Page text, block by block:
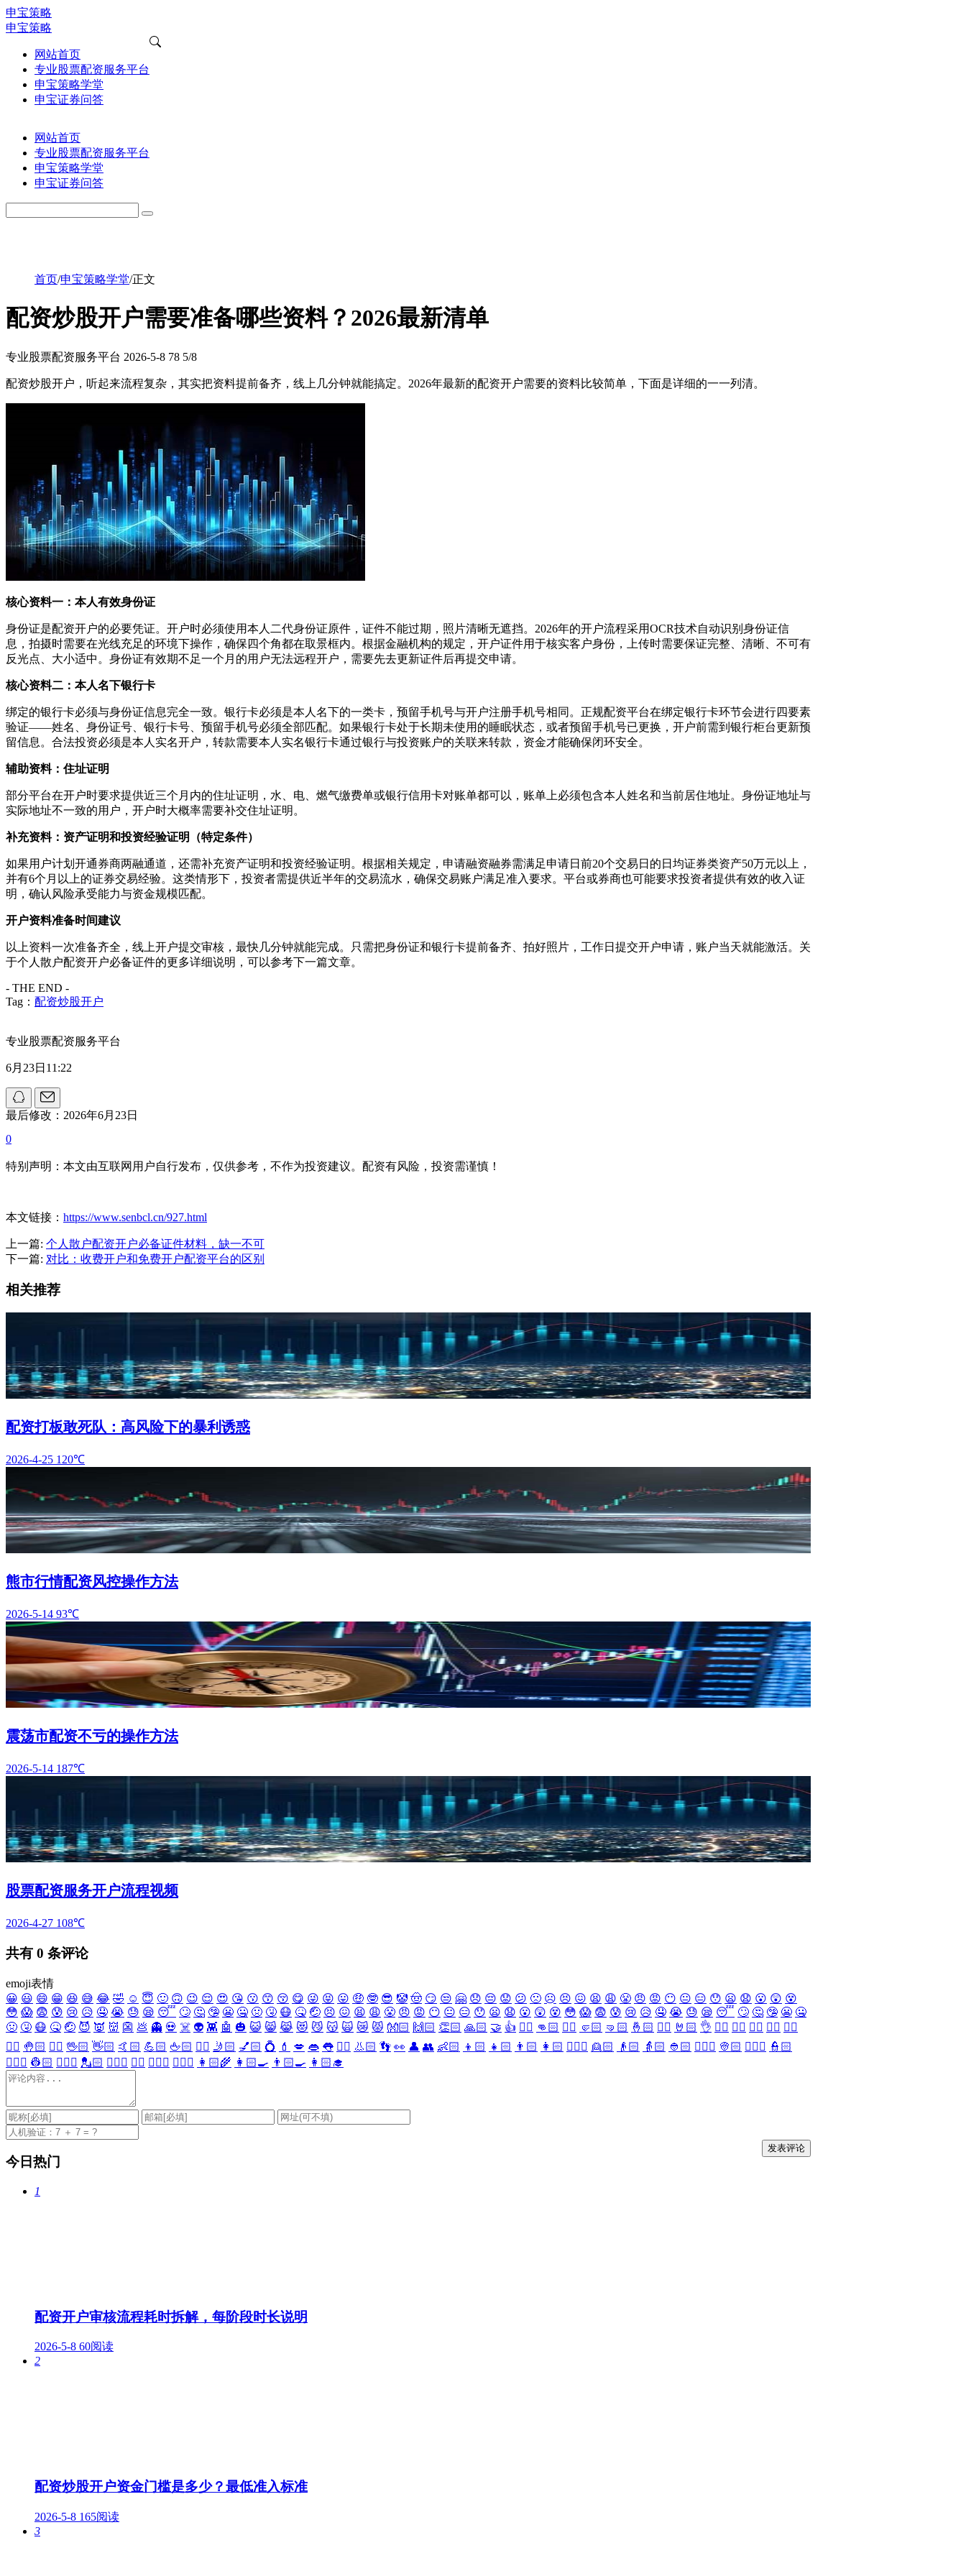
申宝策略
申宝策略
网站首页
专业股票配资服务平台
申宝策略学堂
申宝证券问答
网站首页
专业股票配资服务平台
申宝策略学堂
申宝证券问答
首页/申宝策略学堂/正文
配资炒股开户需要准备哪些资料？2026最新清单
专业股票配资服务平台 2026-5-8 78 5/8
配资炒股开户，听起来流程复杂，其实把资料提前备齐，线上几分钟就能搞定。2026年最新的配资开户需要的资料比较简单，下面是详细的一一列清。
核心资料一：本人有效身份证
身份证是配资开户的必要凭证。开户时必须使用本人二代身份证原件，证件不能过期，照片清晰无遮挡。2026年的开户流程采用OCR技术自动识别身份证信
息，拍摄时需要在光线充足的环境下操作，确保四个角都在取景框内。根据金融机构的规定，开户证件用于核实客户身份，上传时需要保证完整、清晰、不可有
反光点、大小适中。身份证有效期不足一个月的用户无法远程开户，需要先去更新证件后再提交申请。
核心资料二：本人名下银行卡
绑定的银行卡必须与身份证信息完全一致。银行卡必须是本人名下的一类卡，预留手机号与开户注册手机号相同。正规配资平台在绑定银行卡环节会进行四要素
验证——姓名、身份证号、银行卡号、预留手机号必须全部匹配。如果银行卡处于长期未使用的睡眠状态，或者预留手机号已更换，开户前需到银行柜台更新预
留信息。合法投资必须是本人实名开户，转款需要本人实名银行卡通过银行与投资账户的关联来转款，资金才能确保闭环安全。
辅助资料：住址证明
部分平台在开户时要求提供近三个月内的住址证明，水、电、燃气缴费单或银行信用卡对账单都可以，账单上必须包含本人姓名和当前居住地址。身份证地址与
实际地址不一致的用户，开户时大概率需要补交住址证明。
补充资料：资产证明和投资经验证明（特定条件）
如果用户计划开通券商两融通道，还需补充资产证明和投资经验证明。根据相关规定，申请融资融券需满足申请日前20个交易日的日均证券类资产50万元以上，
并有6个月以上的证券交易经验。这类情形下，投资者需提供近半年的交易流水，确保交易账户满足准入要求。平台或券商也可能要求投资者提供有效的收入证
明，确认风险承受能力与资金规模匹配。
开户资料准备时间建议
以上资料一次准备齐全，线上开户提交审核，最快几分钟就能完成。只需把身份证和银行卡提前备齐、拍好照片，工作日提交开户申请，账户当天就能激活。关
于个人散户配资开户必备证件的更多详细说明，可以参考下一篇文章。
- THE END -
Tag： 配资炒股开户
专业股票配资服务平台
6月23日11:22
最后修改：2026年6月23日
0
特别声明：本文由互联网用户自行发布，仅供参考，不作为投资建议。配资有风险，投资需谨慎！
本文链接： https://www.senbcl.cn/927.html
上一篇: 个人散户配资开户必备证件材料，缺一不可
下一篇: 对比：收费开户和免费开户配资平台的区别
相关推荐
配资打板敢死队：高风险下的暴利诱惑
2026-4-25 120℃
熊市行情配资风控操作方法
2026-5-14 93℃
震荡市配资不亏的操作方法
2026-5-14 187℃
股票配资服务开户流程视频
2026-4-27 108℃
共有 0 条评论
emoji表情
😀 😃 😄 😁 😆 😅 😂 🤣 ☺️ 😇 🙂 🙃 😉 😌 😍 😘 😗 😙 😚 😋 😜 😝 😛 🤑 🤓 😎 🤡 🤠 😏 😒 🤗 😞 😔 😟 😕 🙁 ☹️ 😣 😖 😫 😩 😤 😠 😡 😶 😐 😑 😯 😦 😧 😮 😲 😵
😳 😱 😨 😰 😢 😥 🤤 😭 😓 😪 😴 🙄 🤔 🤥 😬 🤐 🤢 🤧 😷 🤒 🤕 😣 😖 😫 😩 😤 😠 😡 😶 😐 😑 😯 😦 😧 😮 😲 😵 😳 😱 😨 😰 😢 😥 🤤 😭 😓 😪 😴 🙄 🤔 🤥 😬 🤐
🤢 🤧 😷 🤒 🤕 😈 👿 👹 👺 💩 👻 💀 ☠️ 👽 👾 🤖 🎃 😺 😸 😹 😻 😼 😽 🙀 😿 😾 👐🏻 🙌🏻 👏🏻 🙏🏻 🤝 👍 👎🏻 👊🏻 ✊🏻 🤛🏻 🤜🏻 🤞🏻 ✌🏻 🤘🏻 👌 👈🏻 👉🏻 👆🏻 👇🏻 ☝🏻
✋🏻 🤚🏻 🖐🏻 🖖🏻 👋🏻 🤙🏻 💪🏻 🖕🏻 ✍🏻 🤳🏻 💅🏻 💍 💄 💋 👄 👅 👂🏻 👃🏻 👣 👀 👤 👥 👶🏻 👦🏻 👧🏻 👨🏻 👩🏻 👱🏻‍♀️ 👱🏻 👴🏻 👵🏻 👲🏻 👳🏻‍♀️ 👳🏻 👮🏻‍♀️ 👮🏻
👷🏻‍♀️ 👷🏻 💂🏻‍♀️ 💂🏻 🕵🏻‍♀️ 🕵🏻 👩🏻‍⚕️ 👨🏻‍⚕️ 👩🏻‍🌾 👩🏻‍🍳 👨🏻‍🍳 👩🏻‍🎓
今日热门
1
配资开户审核流程耗时拆解，每阶段时长说明
2026-5-8 60阅读
2
配资炒股开户资金门槛是多少？最低准入标准
2026-5-8 165阅读
3